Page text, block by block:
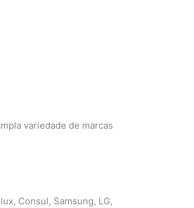
variedade de marcas
Consul, Samsung, LG,